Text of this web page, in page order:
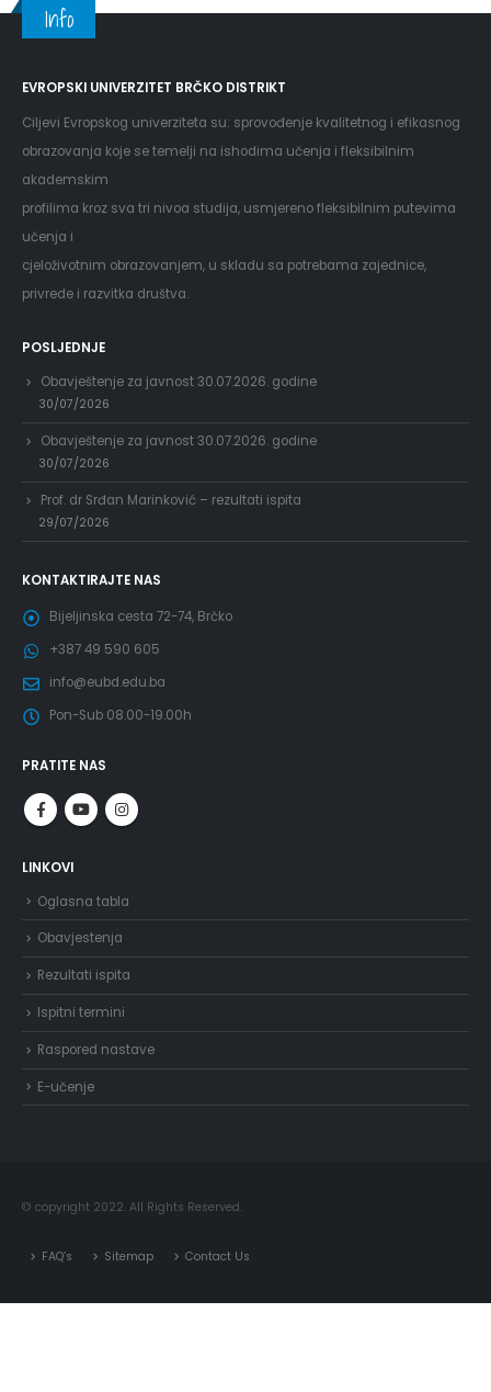
Info
EVROPSKI UNIVERZITET BRČKO DISTRIKT
Ciljevi Evropskog univerziteta su: sprovođenje kvalitetnog i efikasnog
obrazovanja koje se temelji na ishodima učenja i fleksibilnim
akademskim
profilima kroz sva tri nivoa studija, usmjereno fleksibilnim putevima
učenja i
cjeloživotnim obrazovanjem, u skladu sa potrebama zajednice,
privrede i razvitka društva.
POSLJEDNJE
Obavještenje za javnost 30.07.2026. godine
30/07/2026
Obavještenje za javnost 30.07.2026. godine
30/07/2026
Prof. dr Srđan Marinković – rezultati ispita
29/07/2026
KONTAKTIRAJTE NAS
Bijeljinska cesta 72-74, Brčko
+387 49 590 605
info@eubd.edu.ba
Pon-Sub 08.00-19.00h
PRATITE NAS
LINKOVI
Oglasna tabla
Obavjestenja
Rezultati ispita
Ispitni termini
Raspored nastave
E-učenje
© copyright 2022. All Rights Reserved.
FAQ’s Sitemap Contact Us